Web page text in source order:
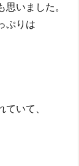
いました。
ぷりは
いて、